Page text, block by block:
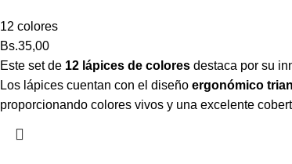
12 colores
Bs.35,00
Este set de 12 lápices de colores destaca por su
Los lápices cuentan con el diseño ergonómico
proporcionando colores vivos y una excelente